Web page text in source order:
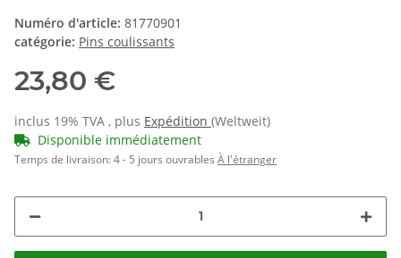
Numéro d'article: 81770901
catégorie: Pins coulissants
23,80 €
inclus 19% TVA , plus Expédition (Weltweit)
Disponible immédiatement
Temps de livraison:4 - 5 jours ouvrables À l'étranger